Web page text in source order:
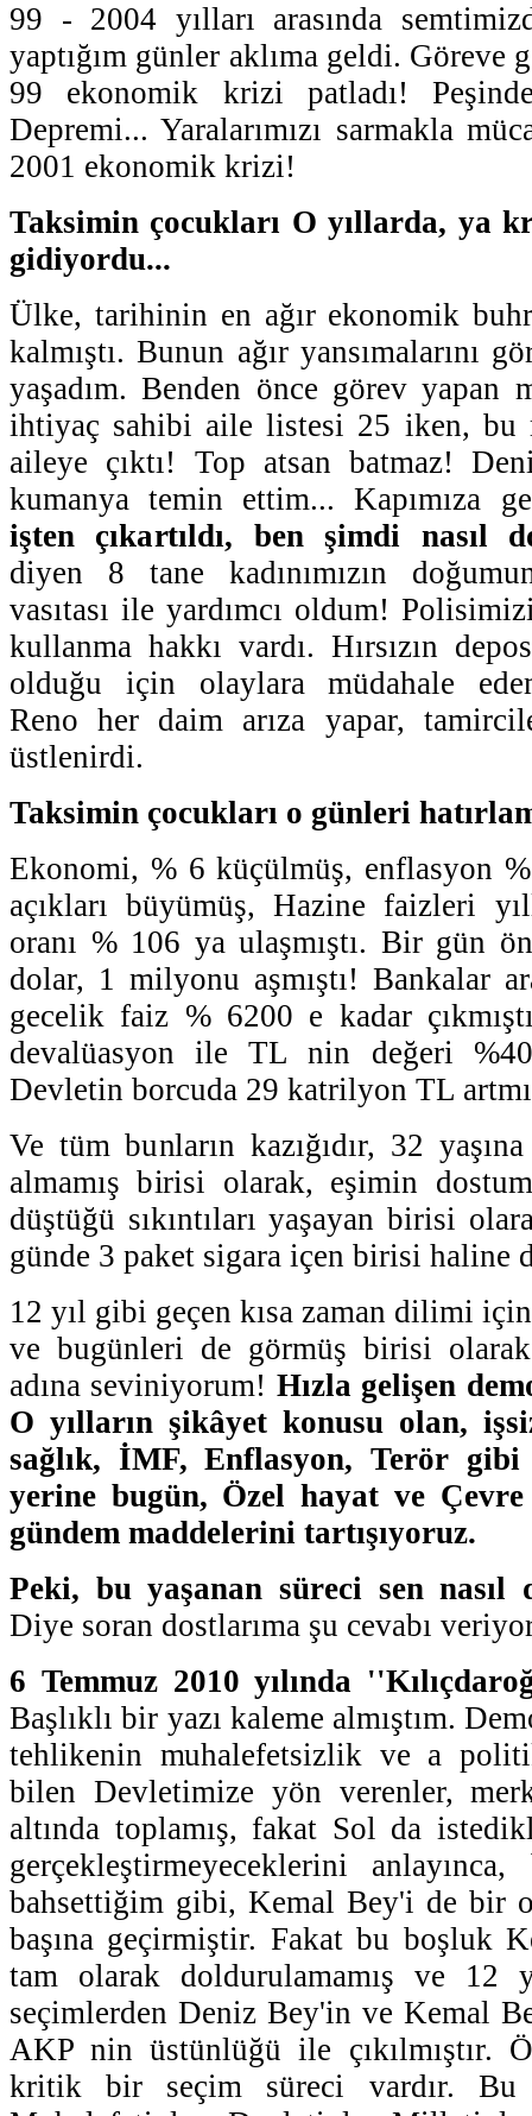
99 - 2004 yılları arasında
yaptığım günler aklıma geldi.
99 ekonomik krizi patladı!
Depremi... Yaralarımızı sarmakla
2001 ekonomik krizi!
Taksimin çocukları O yıllarda, ya
gidiyordu...
Ülke, tarihinin en ağır ekonomik
kalmıştı. Bunun ağır yansımalarını
yaşadım. Benden önce görev yapan
ihtiyaç sahibi aile listesi 25 iken, bu
aileye çıktı! Top atsan batmaz!
kumanya temin ettim... Kapımıza
işten çıkartıldı, ben şimdi nasıl
diyen 8 tane kadınımızın
vasıtası ile yardımcı oldum!
kullanma hakkı vardı. Hırsızın
olduğu için olaylara müdahale
Reno her daim arıza yapar,
üstlenirdi.
Taksimin çocukları o günleri
Ekonomi, % 6 küçülmüş, enflasyon
açıkları büyümüş, Hazine faizleri
oranı % 106 ya ulaşmıştı. Bir gün
dolar, 1 milyonu aşmıştı! Bankalar
gecelik faiz % 6200 e kadar
devalüasyon ile TL nin değeri %40
Devletin borcuda 29 katrilyon TL
Ve tüm bunların kazığıdır, 32
almamış birisi olarak, eşimin
düştüğü sıkıntıları yaşayan birisi
günde 3 paket sigara içen birisi haline
12 yıl gibi geçen kısa zaman dilimi
ve bugünleri de görmüş birisi
adına seviniyorum! Hızla gelişen
O yılların şikâyet konusu olan,
sağlık, İMF, Enflasyon, Terör gibi
yerine bugün, Özel hayat ve Çevre
gündem maddelerini tartışıyoruz.
Peki, bu yaşanan süreci sen nasıl
Diye soran dostlarıma şu cevabı
6 Temmuz 2010 yılında
Başlıklı bir yazı kaleme almıştım.
tehlikenin muhalefetsizlik ve a
bilen Devletimize yön verenler,
altında toplamış, fakat Sol da
gerçekleştirmeyeceklerini
bahsettiğim gibi, Kemal Bey'i de bir
başına geçirmiştir. Fakat bu boşluk
tam olarak doldurulamamış ve 12
seçimlerden Deniz Bey'in ve Kemal
AKP nin üstünlüğü ile çıkılmıştır.
kritik bir seçim süreci vardır. Bu